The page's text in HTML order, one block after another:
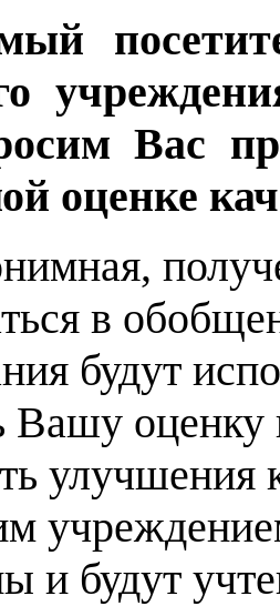
Вас
оценке
в
будут
Вашу
улучшения
и будут